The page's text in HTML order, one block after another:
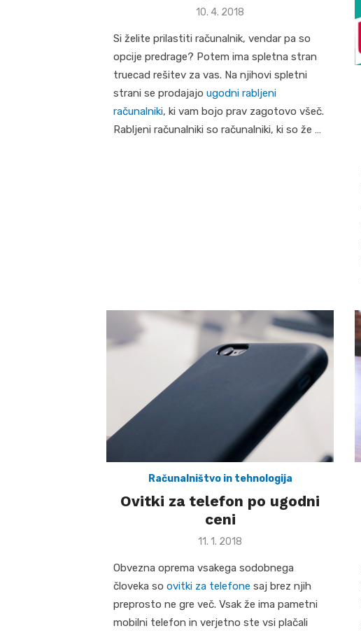
Posted
10. 4. 2018
Si želite prilastiti računalnik, vendar pa so
opcije predrage? Potem ima spletna stran
truecad rešitev za vas. Na njihovi spletni
strani se prodajajo ugodni rabljeni
računalniki, ki vam bojo prav zagotovo všeč.
Rabljeni računalniki so računalniki, ki so že …
Računalništvo in tehnologija
Ovitki za telefon po ugodni
ceni
Posted
11. 1. 2018
Obvezna oprema vsakega sodobnega
človeka so ovitki za telefone saj brez njih
preprosto ne gre več. Vsak že ima pametni
mobilni telefon in verjetno ste vsi plačali